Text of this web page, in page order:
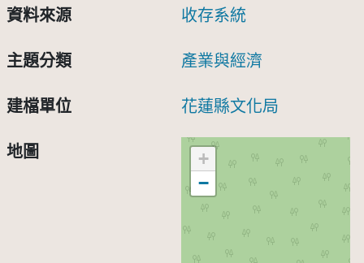
資料來源 收存系統
主題分類 產業與經濟
建檔單位 花蓮縣文化局
地圖
+
−